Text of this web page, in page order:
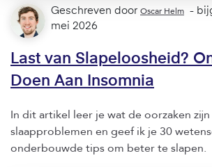
Geschreven door Oscar Helm -
mei 2026
Last van Slapeloosheid?
Doen Aan Insomnia
In dit artikel leer je wat de oorzaken zijn
slaapproblemen en geef ik je 30
onderbouwde tips om beter te slapen.